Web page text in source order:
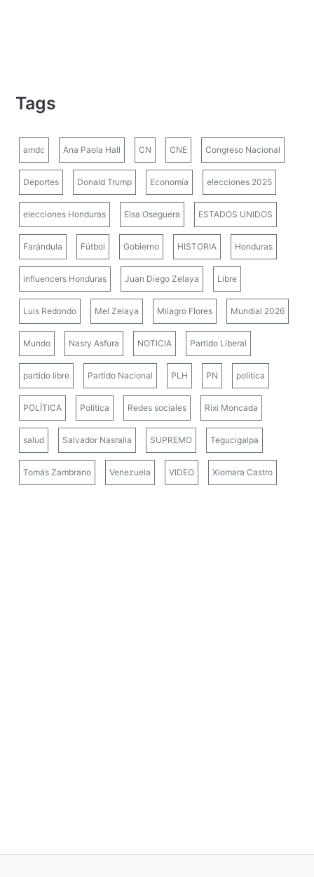
Tags
amdc Ana Paola Hall CN CNE Congreso Nacional
Deportes Donald Trump Economía elecciones 2025
elecciones Honduras Elsa Oseguera ESTADOS UNIDOS
Farándula Fútbol Gobierno HISTORIA Honduras
influencers Honduras Juan Diego Zelaya Libre
Luis Redondo Mel Zelaya Milagro Flores Mundial 2026
Mundo Nasry Asfura NOTICIA Partido Liberal
partido libre Partido Nacional PLH PN politica
POLÍTICA Política Redes sociales Rixi Moncada
salud Salvador Nasralla SUPREMO Tegucigalpa
Tomás Zambrano Venezuela VIDEO Xiomara Castro